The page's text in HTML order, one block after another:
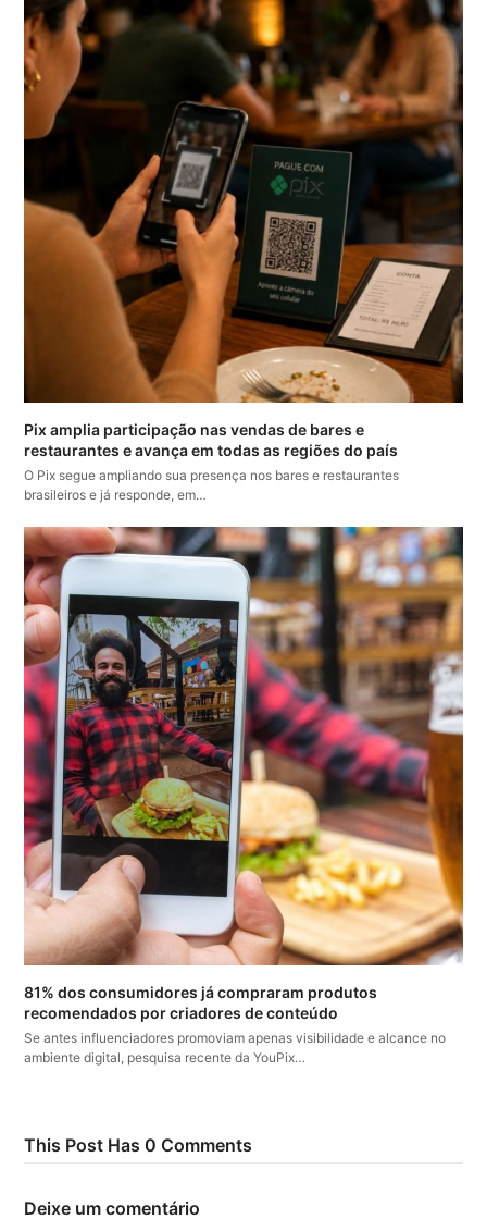
Pix amplia participação nas vendas de bares e
restaurantes e avança em todas as regiões do país
O Pix segue ampliando sua presença nos bares e restaurantes
brasileiros e já responde, em…
81% dos consumidores já compraram produtos
recomendados por criadores de conteúdo
Se antes influenciadores promoviam apenas visibilidade e alcance no
ambiente digital, pesquisa recente da YouPix…
This Post Has 0 Comments
Deixe um comentário